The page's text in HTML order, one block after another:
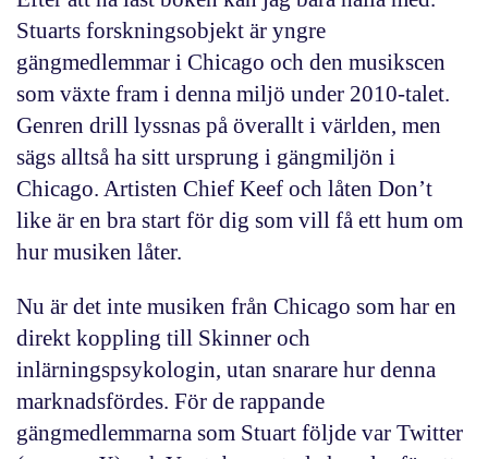
Stuarts forskningsobjekt är yngre
gängmedlemmar i Chicago och den musikscen
som växte fram i denna miljö under 2010-talet.
Genren drill lyssnas på överallt i världen, men
sägs alltså ha sitt ursprung i gängmiljön i
Chicago. Artisten Chief Keef och låten Don’t
like är en bra start för dig som vill få ett hum om
hur musiken låter.
Nu är det inte musiken från Chicago som har en
direkt koppling till Skinner och
inlärningspsykologin, utan snarare hur denna
marknadsfördes. För de rappande
gängmedlemmarna som Stuart följde var Twitter